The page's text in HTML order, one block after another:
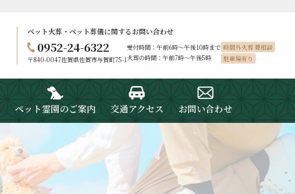
ペット火葬・ペット葬儀に関するお問い合わせ
0952-24-6322
〒840-0047佐賀県佐賀市与賀町75-1
受付時間：午前6時〜午後10時まで
火葬の時間：午前7時～午後5時
時間外火葬 要相談
駐車場有り
ペット霊園のご案内 交通アクセス お問い合わせ